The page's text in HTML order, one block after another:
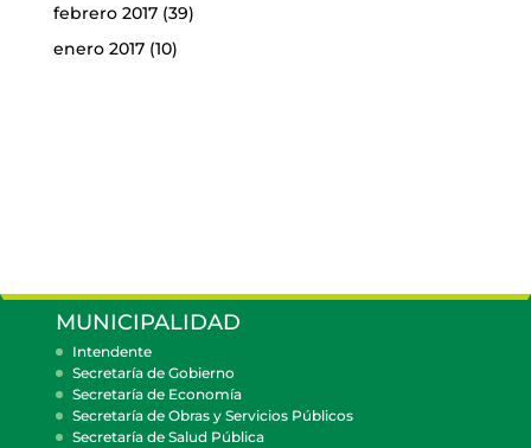
febrero 2017(39)
enero 2017(10)
MUNICIPALIDAD
Intendente
Secretaría de Gobierno
Secretaría de Economía
Secretaría de Obras y Servicios Públicos
Secretaría de Salud Pública